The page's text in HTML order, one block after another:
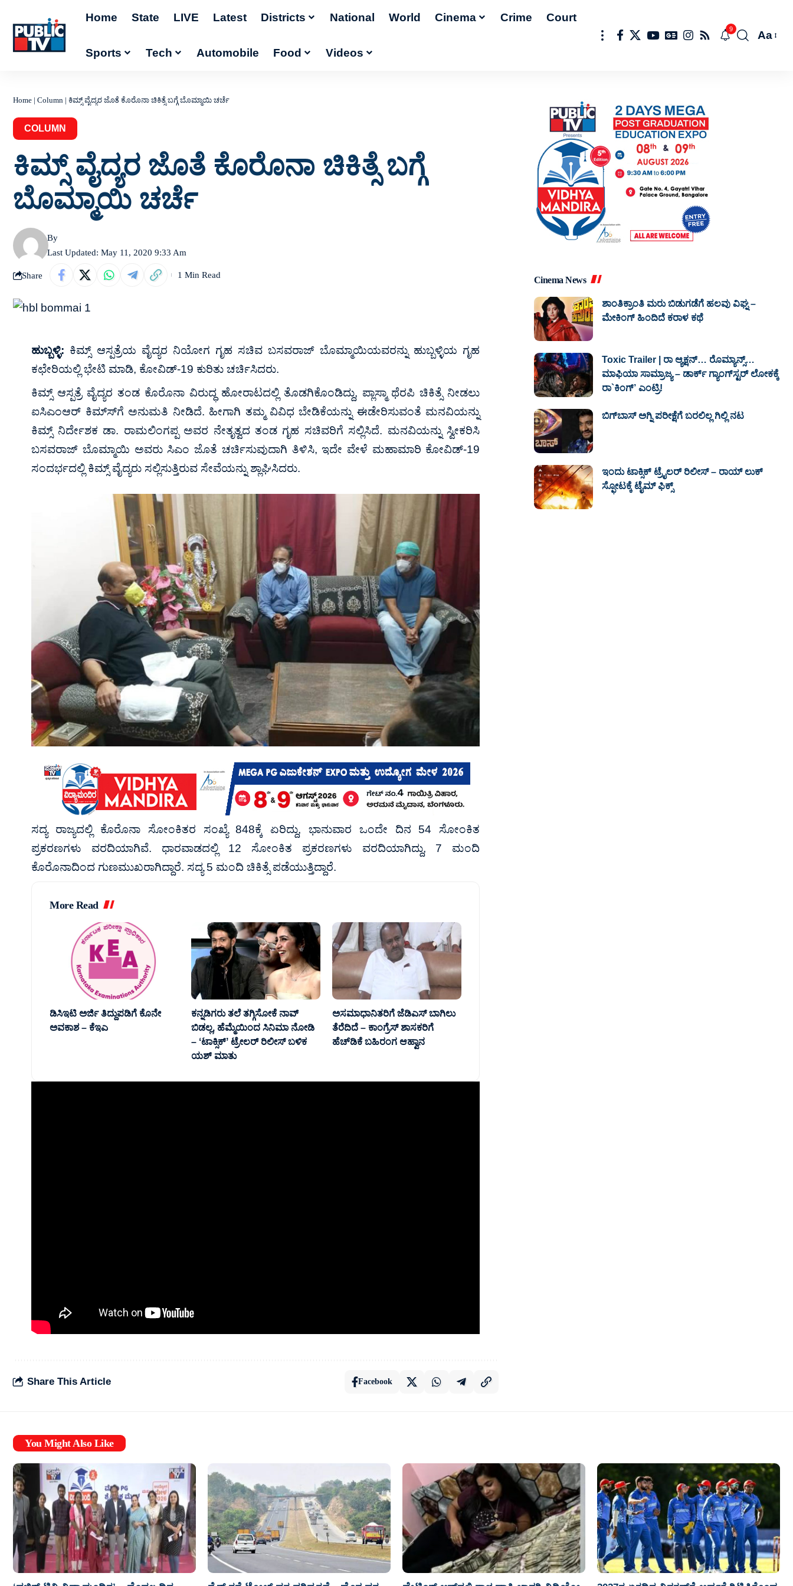
Home State LIVE Latest Districts National World Cinema Crime Court
Sports Tech Automobile Food Videos
9
Aa
Home | Column | ಕಿಮ್ಸ್ ವೈದ್ಯರ ಜೊತೆ ಕೊರೊನಾ ಚಿಕಿತ್ಸೆ ಬಗ್ಗೆ ಬೊಮ್ಮಾಯಿ ಚರ್ಚೆ
COLUMN
ಕಿಮ್ಸ್ ವೈದ್ಯರ ಜೊತೆ ಕೊರೊನಾ ಚಿಕಿತ್ಸೆ ಬಗ್ಗೆ
ಬೊಮ್ಮಾಯಿ ಚರ್ಚೆ
Last Updated: May 11, 2020 9:33 Am
By
Share 1 Min Read
ಹುಬ್ಬಳ್ಳಿ: ಕಿಮ್ಸ್ ಆಸ್ಪತ್ರೆಯ ವೈದ್ಯರ ನಿಯೋಗ ಗೃಹ ಸಚಿವ ಬಸವರಾಜ್ ಬೊಮ್ಮಾಯಿಯವರನ್ನು ಹುಬ್ಬಳ್ಳಿಯ ಗೃಹ
ಕಛೇರಿಯಲ್ಲಿ ಭೇಟಿ ಮಾಡಿ, ಕೋವಿಡ್-19 ಕುರಿತು ಚರ್ಚಿಸಿದರು.
ಕಿಮ್ಸ್ ಆಸ್ಪತ್ರೆ ವೈದ್ಯರ ತಂಡ ಕೊರೊನಾ ವಿರುದ್ಧ ಹೋರಾಟದಲ್ಲಿ ತೊಡಗಿಕೊಂಡಿದ್ದು, ಪ್ಲಾಸ್ಮಾ ಥೆರಪಿ ಚಿಕಿತ್ಸೆ ನೀಡಲು
ಐಸಿಎಂಆರ್ ಕಿಮ್ಸ್‍ಗೆ ಅನುಮತಿ ನೀಡಿದೆ. ಹೀಗಾಗಿ ತಮ್ಮ ವಿವಿಧ ಬೇಡಿಕೆಯನ್ನು ಈಡೇರಿಸುವಂತೆ ಮನವಿಯನ್ನು
ಕಿಮ್ಸ್ ನಿರ್ದೇಶಕ ಡಾ. ರಾಮಲಿಂಗಪ್ಪ ಅವರ ನೇತೃತ್ವದ ತಂಡ ಗೃಹ ಸಚಿವರಿಗೆ ಸಲ್ಲಿಸಿದೆ. ಮನವಿಯನ್ನು ಸ್ವೀಕರಿಸಿ
ಬಸವರಾಜ್ ಬೊಮ್ಮಾಯಿ ಅವರು ಸಿಎಂ ಜೊತೆ ಚರ್ಚಿಸುವುದಾಗಿ ತಿಳಿಸಿ, ಇದೇ ವೇಳೆ ಮಹಾಮಾರಿ ಕೋವಿಡ್-19
ಸಂದರ್ಭದಲ್ಲಿ ಕಿಮ್ಸ್ ವೈದ್ಯರು ಸಲ್ಲಿಸುತ್ತಿರುವ ಸೇವೆಯನ್ನು ಶ್ಲಾಘಿಸಿದರು.
ಸದ್ಯ ರಾಜ್ಯದಲ್ಲಿ ಕೊರೊನಾ ಸೋಂಕಿತರ ಸಂಖ್ಯೆ 848ಕ್ಕೆ ಏರಿದ್ದು, ಭಾನುವಾರ ಒಂದೇ ದಿನ 54 ಸೋಂಕಿತ
ಪ್ರಕರಣಗಳು ವರದಿಯಾಗಿವೆ. ಧಾರವಾಡದಲ್ಲಿ 12 ಸೋಂಕಿತ ಪ್ರಕರಣಗಳು ವರದಿಯಾಗಿದ್ದು, 7 ಮಂದಿ
ಕೊರೊನಾದಿಂದ ಗುಣಮುಖರಾಗಿದ್ದಾರೆ. ಸದ್ಯ 5 ಮಂದಿ ಚಿಕಿತ್ಸೆ ಪಡೆಯುತ್ತಿದ್ದಾರೆ.
More Read
ಡಿಸಿಇಟಿ ಅರ್ಜಿ ತಿದ್ದುಪಡಿಗೆ ಕೊನೇ
ಅವಕಾಶ – ಕೆಇಎ
ಕನ್ನಡಿಗರು ತಲೆ ತಗ್ಗಿಸೋಕೆ ನಾವ್‌
ಬಿಡಲ್ಲ, ಹೆಮ್ಮೆಯಿಂದ ಸಿನಿಮಾ ನೋಡಿ
– ʻಟಾಕ್ಸಿಕ್‌ʼ ಟ್ರೇಲರ್‌ ರಿಲೀಸ್‌ ಬಳಿಕ
ಯಶ್‌ ಮಾತು
ಅಸಮಾಧಾನಿತರಿಗೆ ಜೆಡಿಎಸ್‌‍ ಬಾಗಿಲು
ತೆರೆದಿದೆ – ಕಾಂಗ್ರೆಸ್‌‍ ಶಾಸಕರಿಗೆ
ಹೆಚ್‌ಡಿಕೆ ಬಹಿರಂಗ ಆಹ್ವಾನ
Share This Article Facebook
Cinema News
ಶಾಂತಿಕ್ರಾಂತಿ ಮರು ಬಿಡುಗಡೆಗೆ ಹಲವು ವಿಘ್ನ –
ಮೇಕಿಂಗ್ ಹಿಂದಿದೆ ಕರಾಳ ಕಥೆ
Toxic Trailer | ರಾ ಆ್ಯಕ್ಷನ್‌… ರೊಮ್ಯಾನ್ಸ್‌…
ಮಾಫಿಯಾ ಸಾಮ್ರಾಜ್ಯ – ಡಾರ್ಕ್‌ ಗ್ಯಾಂಗ್‌ಸ್ಟರ್‌ ಲೋಕಕ್ಕೆ
ರಾ`ಕಿಂಗ್‌’ ಎಂಟ್ರಿ!
ಬಿಗ್‌ಬಾಸ್ ಅಗ್ನಿ ಪರೀಕ್ಷೆಗೆ ಬರಲಿಲ್ಲ ಗಿಲ್ಲಿ ನಟ
ಇಂದು ಟಾಕ್ಸಿಕ್ ಟ್ರೈಲರ್ ರಿಲೀಸ್‌ – ರಾಯ್‌ ಲುಕ್
ಸ್ಫೋಟಕ್ಕೆ ಟೈಮ್‌ ಫಿಕ್ಸ್‌
You Might Also Like